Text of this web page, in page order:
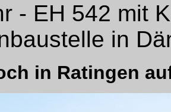
- EH 542 mit
in
in Ratingen